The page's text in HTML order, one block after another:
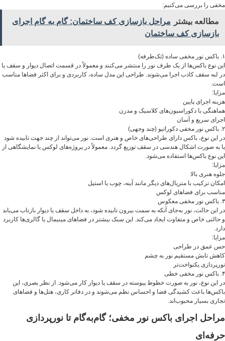
مخفی را بررسی می‌کنیم:
مطالعه بیشتر
مراحل بازسازی کف ساختمان: گام‌ به‌ گام اجرای
بازسازی کف ساختمان
۱. باکس نور مخفی ساده (تک‌طرفه)
این نوع باکس‌ها از یک طرف نور را منتشر می‌کنند و معمولاً در قسمت اتصال دیوار و سقف یا
در لبه سقف کاذب اجرا می‌شوند. طراحی این مدل ساده، کاربردی و برای اکثر فضاها مناسب
است.
مزایا:
هزینه اجرای پایین
هماهنگی با دکوراسیون‌های کلاسیک و مدرن
اجرای سریع و آسان
۲. باکس نور مخفی دکوراتیو (چند وجهی)
در این نوع، باکس دارای طراحی‌های خاص و هنری است. نور می‌تواند از چند جهت تابیده شود
یا به صورت اشکال هندسی در سقف توزیع گردد. معمولاً در پروژه‌های لوکس یا نمایشگاهی از
این نوع باکس‌ها استفاده می‌شود.
مزایا:
جلوه هنری بالا
امکان ترکیب با متریال‌های دیگر مانند آینه، چوب یا استیل
مناسب برای فضاهای لوکس
۳. باکس نور مخفی معکوس
در این حالت، نور به‌جای آنکه به سمت بیرون تابیده شود، به داخل سقف یا دیوار بازتاب می‌یابد
و حالتی خاص و متفاوت ایجاد می‌کند. این سبک بیشتر در فضاهای مینیمال یا گالری‌ها کاربرد
دارد.
مزایا:
حس عمق در طراحی
کاهش تابش مستقیم نور به چشم
نورپردازی یکنواخت‌تر
۴. باکس نور مخفی خطی
در این نوع، نور به صورت خطوط پیوسته در سقف یا دیوار کار می‌شود. از نظر بصری، این
باکس‌ها باعث کشیدگی فضا و احساس نظم می‌شوند و در دفاتر کاری، هتل‌ها و فضاهای
تجاری بسیار محبوب‌اند.
مراحل اجرای باکس نور مخفی؛ گام‌به‌گام تا نورپردازی
حرفه‌ای